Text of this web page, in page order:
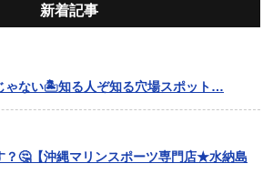
新着記事
ゃない🏝️知る人ぞ知る穴場スポット…
？🤔【沖縄マリンスポーツ専門店★水納島